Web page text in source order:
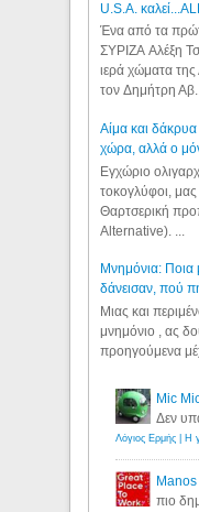
U.S.A.
Ένα από τα
ΣΥΡΙΖΑ Αλέξη
ιερά χώματα της
τον Δημήτρη
Αίμα και δάκρυα
χώρα, αλλά ο
Εγχώριο
τοκογλύφοι,
Θαρτσερική
Alternative). ...
Μνημόνια: Ποια
δάνεισαν, πού
Μιας και
μνημόνιο , ας
προηγούμενα
Mic
Δεν
πιο